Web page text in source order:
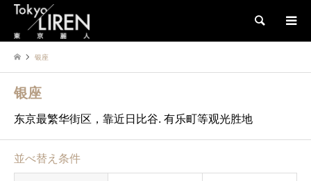
検索
银座
银座
东京最繁华街区，靠近日比谷. 有乐町等观光胜地
並べ替え条件